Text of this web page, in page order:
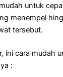
untuk
menempel
tersebut.
ini cara mudah
: